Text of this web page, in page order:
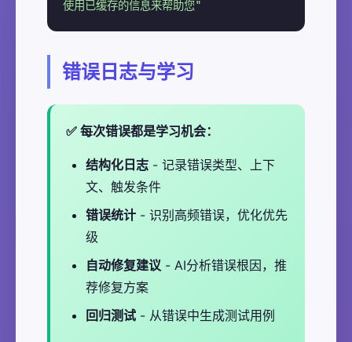
使用已缓存的信息来帮助您"
错误日志与学习
每次错误都是学习机会：
结构化日志 - 记录错误类型、上下
文、触发条件
错误统计 - 识别高频错误，优化优先
级
自动修复建议 - AI分析错误根因，推
荐修复方案
回归测试 - 从错误中生成测试用例